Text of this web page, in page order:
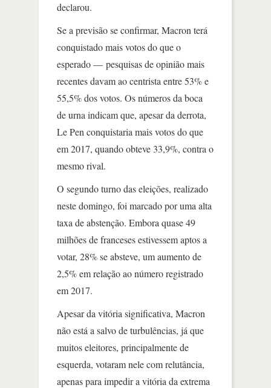
declarou.
Se a previsão se confirmar, Macron terá
conquistado mais votos do que o
esperado — pesquisas de opinião mais
recentes davam ao centrista entre 53% e
55,5% dos votos. Os números da boca
de urna indicam que, apesar da derrota,
Le Pen conquistaria mais votos do que
em 2017, quando obteve 33,9%, contra o
mesmo rival.
O segundo turno das eleições, realizado
neste domingo, foi marcado por uma alta
taxa de abstenção. Embora quase 49
milhões de franceses estivessem aptos a
votar, 28% se absteve, um aumento de
2,5% em relação ao número registrado
em 2017.
Apesar da vitória significativa, Macron
não está a salvo de turbulências, já que
muitos eleitores, principalmente de
esquerda, votaram nele com relutância,
apenas para impedir a vitória da extrema